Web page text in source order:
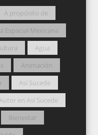
A propósito de
Espacial Mexicana
Agua
Animación
Así Sucede
en Así Sucede
Bienestar